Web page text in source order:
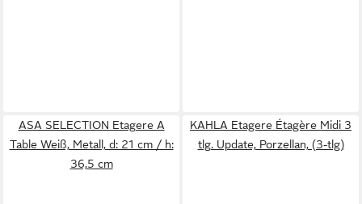
ASA SELECTION Etagere A
Table Weiß, Metall, d: 21 cm / h:
36,5 cm
KAHLA Etagere Étagère Midi 3
tlg. Update, Porzellan, (3-tlg)